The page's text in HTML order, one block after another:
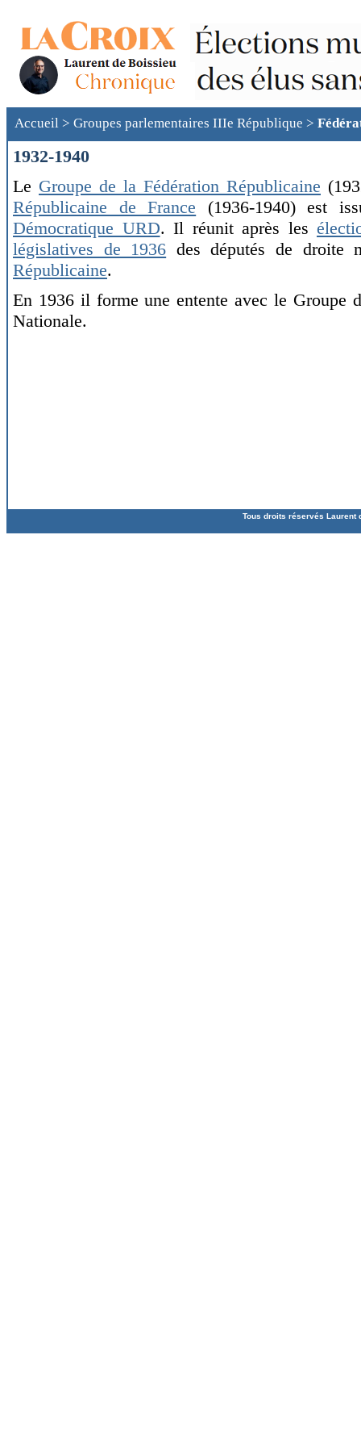
Accueil > Groupes parlementaires IIIe République >
1932-1940
Le Groupe de la Fédération Républicaine
Républicaine de France (1936-1940) est
Démocratique URD. Il réunit après les
législatives de 1936 des députés de droite
Républicaine.
En 1936 il forme une entente avec le Groupe
Nationale.
Tous droits réservés Laurent